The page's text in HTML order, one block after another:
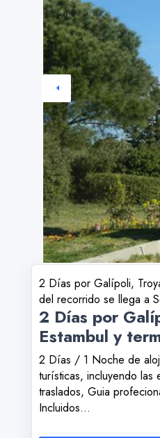
2 Días por Galípoli,
del recorrido se llega a
2 Días por
Estambul y
2 Días / 1 Noche de
turísticas, incluyendo
traslados, Guia
Incluidos...